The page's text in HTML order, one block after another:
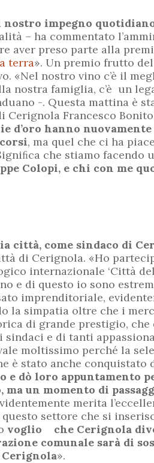
impegno
– ha commentato
aver preso parte alla
terra». Un premio frutto
«Nel nostro vino c’è il
nostra famiglia, c’è un
-. Questa mattina è
Francesco
d’oro hanno
, ma quel che ci ha
che stiamo facendo
Colopi, e chi con me
città, come sindaco di
di Cerignola. «Ho
internazionale ‘Città
e di questo io sono
imprenditoriale,
la simpatia oltre che i
di grande prestigio,
e di tanti
moltissimo perché la
stato anche conquistato
dò loro appuntamento
un momento di
merita
settore che si
voglio che Cerignola
comunale sarà di
».